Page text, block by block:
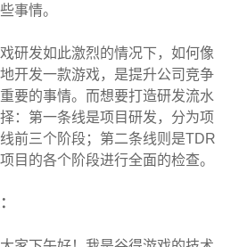
事情。
研发如此激烈的情况下，如何像
开发一款游戏，是提升公司竞争
要的事情。而想要打造研发流水
：第一条线是项目研发，分为项
前三个阶段；第二条线则是TDR
目的各个阶段进行全面的检查。